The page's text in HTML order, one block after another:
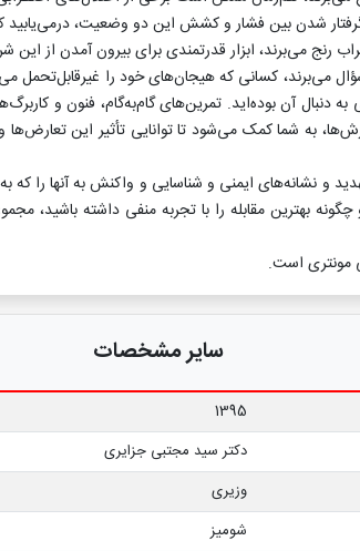
گرفتار شدن بین فشار و کشش این دو وضعیت،
رنج می‌برند، ابزار قدرتمندی برای بیرون آمدن از
می‌برند، کسانی که هیجان‌های خود را غیرقابل‌تحمل
دنبال آن بوده‌اید. تمرین‌های گام‌به‌گام، فنون و
به شما کمک می‌شود تا توانایی تأثیر این تعارض‌ها
و نشانه‌های ایمنی و شناسایی و واکنش به آنها را که
مقابله را با تجربه منفی داشته باشید،
سایر مشخصات
1395
دکتر سید مجتبی جزایری
وزیری
شومیز